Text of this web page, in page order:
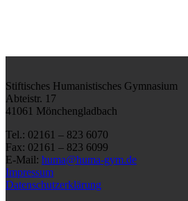
Stiftisches Humanistisches Gymnasium
Abteistr. 17
41061 Mönchengladbach
Tel.: 02161 – 823 6070
Fax: 02161 – 823 6099
E-Mail: huma@huma-gym.de
Impressum
Datenschutzerklärung